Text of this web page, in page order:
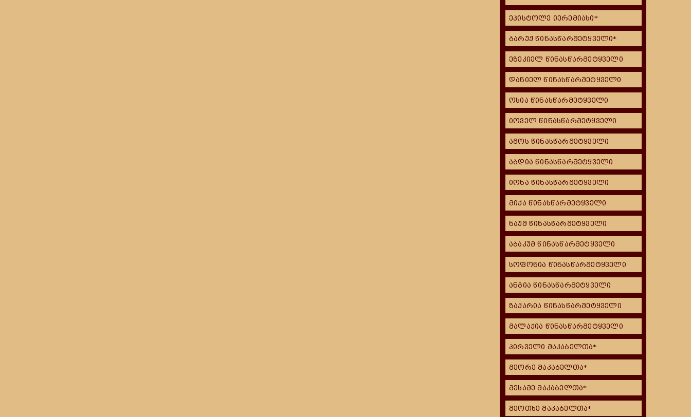
ეპისტოლე იერემიასი*
ბარუქ წინასწარმეტყველი*
ეზეკიელ წინასწარმეტყველი
დანიელ წინასწარმეტყველი
ოსია წინასწარმეტყველი
იოველ წინასწარმეტყველი
ამოს წინასწარმეტყველი
აბდია წინასწარმეტყველი
იონა წინასწარმეტყველი
მიქა წინასწარმეტყველი
ნაუმ წინასწარმეტყველი
აბაკუმ წინასწარმეტყველი
სოფონია წინასწარმეტყველი
ანგია წინასწარმეტყველი
ზაქარია წინასწარმეტყველი
მალაქია წინასწარმეტყველი
პირველი მაკაბელთა*
მეორე მაკაბელთა*
მესამე მაკაბელთა*
მეოთხე მაკაბელთა*